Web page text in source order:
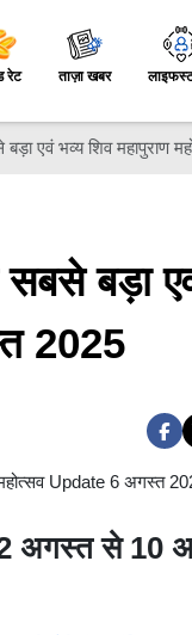
रेट ताज़ा खबर
एवं भव्य शिव महापुराण
बड़ा एवं
2025
अगस्त से 10